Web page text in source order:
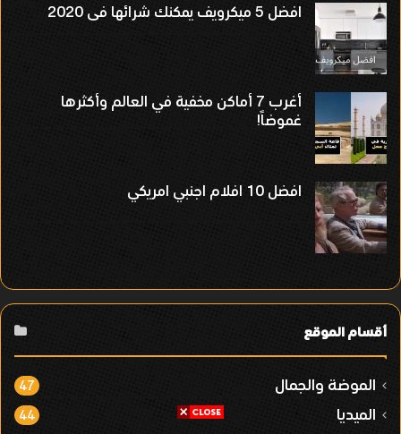
افضل 5 ميكرويف يمكنك شرائها فى 2020
أغرب 7 أماكن مخفية في العالم وأكثرها
غموضاً!
افضل 10 افلام اجنبي امريكي
أقسام الموقع
الموضة والجمال 47
الميديا 44